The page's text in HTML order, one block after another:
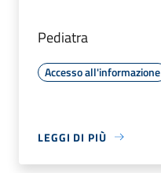
Pediatra
Accesso all'informazione
LEGGI DI PIÙ